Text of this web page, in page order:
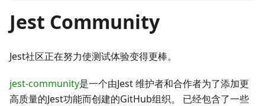
Jest Community
Jest社区正在努力使测试体验变得更棒。
jest-community是一个由Jest 维护者和合作者为了添加更
高质量的Jest功能而创建的GitHub组织。 已经包含了一些